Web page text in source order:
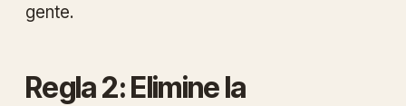
gente.
Regla 2: Elimine la